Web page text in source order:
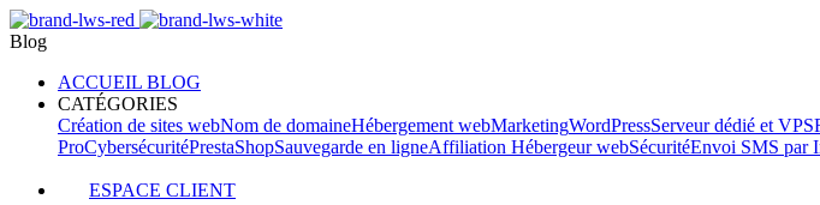
Blog
ACCUEIL BLOG
CATÉGORIES
Création de sites webNom de domaineHébergement webMarketingWordPressServeur dédié et VPS
ProCybersécuritéPrestaShopSauvegarde en ligneAffiliation Hébergeur webSécuritéEnvoi SMS par
ESPACE CLIENT